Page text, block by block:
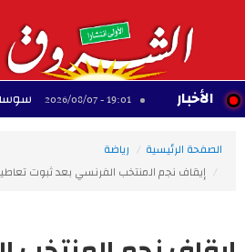
الأخبار19:01 - 2026/08/07 سوسة: رئيس
الصفحة الرئيسية
رياضة
إيقاف نجم المنتخب الفرنسي بعد ثبوت